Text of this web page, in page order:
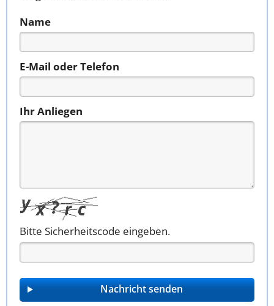
Name
E-Mail oder Telefon
Ihr Anliegen
Bitte Sicherheitscode eingeben.